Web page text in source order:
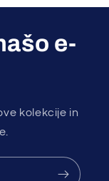
e-
kolekcije in